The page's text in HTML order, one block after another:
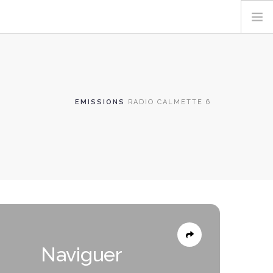
EMISSIONS RADIO CALMETTE 6
Naviguer